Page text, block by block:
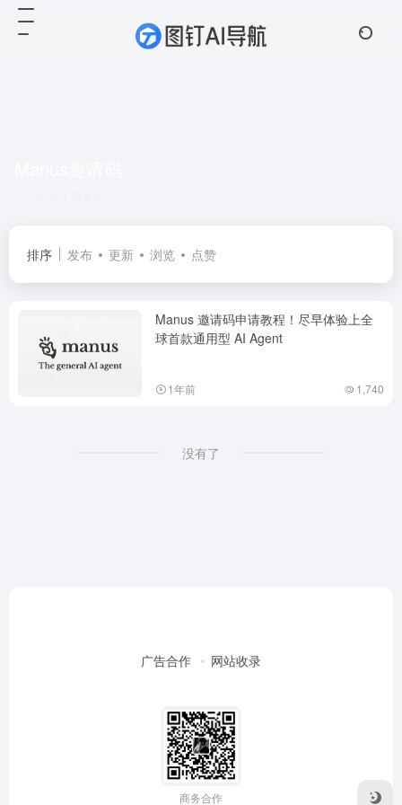
排序 发布 更新 浏览 点赞
Manus 邀请码申请教程！尽早体验上全
球首款通用型 AI Agent
1年前 1,740
没有了
广告合作 网站收录
商务合作